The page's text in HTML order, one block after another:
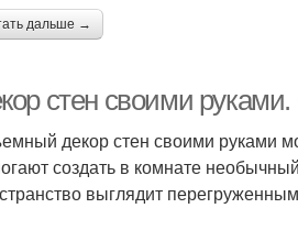
дальше →
стен своими
декор стен своими руками
создать в комнате
выглядит